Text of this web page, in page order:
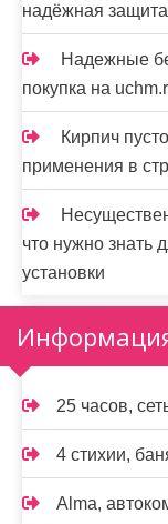
надёжная
Надежные
покупка на
Кирпич
применения в
что нужно знать
установки
25 часов,
4 стихии,
Alma,